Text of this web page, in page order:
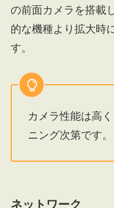
の前面カメラを搭載
的な機種より拡大時
す。
カメラ性能は高
ニング次第です。
ネットワーク